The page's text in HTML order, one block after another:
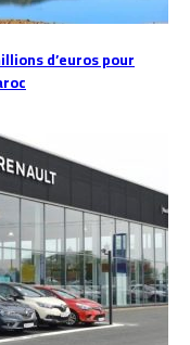
d’euros pour